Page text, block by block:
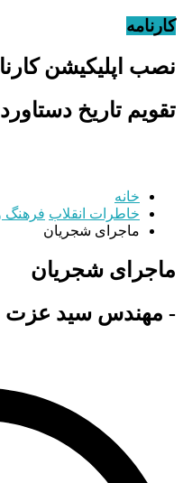
کارنامه
نصب اپلیکیشن
تقویم تاریخ
خانه
خاطرات انقلاب فرهنگ
ماجرای شجریان
ماجرای شجریان
- مهندس سید عزت